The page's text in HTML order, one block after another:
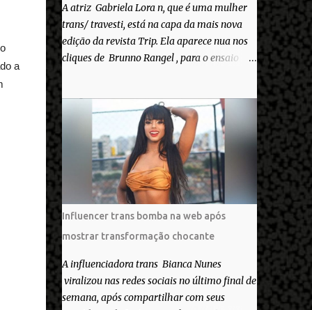
a
A atriz Gabriela Lora n, que é uma mulher
trans/ travesti, está na capa da mais nova
edição da revista Trip. Ela aparece nua nos
cliques de Brunno Rangel , para o ensaio
saiuuu!!! Muita felicidade e gratidão a toda
movimentação para que isso se tornasse
real. Agradeço aos lindos Bruno e Marcelo
por me convidarem para esse projeto
incrível, que fala acima de tudo sobre amor.
Todo carinho do mundo para a Dri da Trip
que foi a ponte disso tudo”, escreveu
Gabriela. Gabriela classificou a capa como
linda e a matéria que envolvem 180
histórias (e corpos nus) de gente que se
apaixonou pela própria pele – como
extraordinária. O Pele Projetc tem como
Influencer trans bomba na web após
mostrar transformação chocante
A influenciadora trans Bianca Nunes
viralizou nas redes sociais no último final de
semana, após compartilhar com seus